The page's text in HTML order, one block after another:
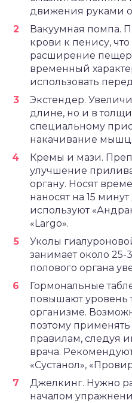
движения руками
Вакуумная помпа.
крови к пенису,
расширение
временный
использовать
Экстендер.
длине, но и в
специальному
накачивание мышц.
Кремы и мази.
улучшение
органу. Носят
наносят на 15
используют
«Largo».
Уколы
занимает около
полового органа
Гормональные
повышают уровень
организме.
поэтому
правилам, следуя
врача.
«Сустанол»,
Джелкинг. Нужно
началом